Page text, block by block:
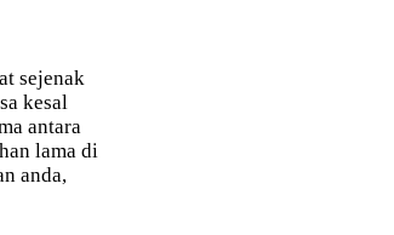
sejenak
kesal
antara
lama di
anda,